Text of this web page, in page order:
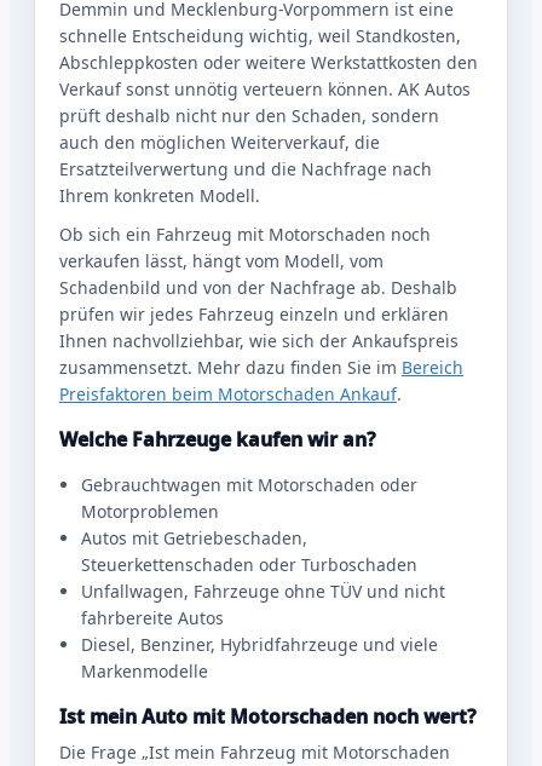
Demmin und Mecklenburg-Vorpommern ist eine
schnelle Entscheidung wichtig, weil Standkosten,
Abschleppkosten oder weitere Werkstattkosten den
Verkauf sonst unnötig verteuern können. AK Autos
prüft deshalb nicht nur den Schaden, sondern
auch den möglichen Weiterverkauf, die
Ersatzteilverwertung und die Nachfrage nach
Ihrem konkreten Modell.
Ob sich ein Fahrzeug mit Motorschaden noch
verkaufen lässt, hängt vom Modell, vom
Schadenbild und von der Nachfrage ab. Deshalb
prüfen wir jedes Fahrzeug einzeln und erklären
Ihnen nachvollziehbar, wie sich der Ankaufspreis
zusammensetzt. Mehr dazu finden Sie im Bereich
Preisfaktoren beim Motorschaden Ankauf.
Welche Fahrzeuge kaufen wir an?
Gebrauchtwagen mit Motorschaden oder
Motorproblemen
Autos mit Getriebeschaden,
Steuerkettenschaden oder Turboschaden
Unfallwagen, Fahrzeuge ohne TÜV und nicht
fahrbereite Autos
Diesel, Benziner, Hybridfahrzeuge und viele
Markenmodelle
Ist mein Auto mit Motorschaden noch wert?
Die Frage „Ist mein Fahrzeug mit Motorschaden